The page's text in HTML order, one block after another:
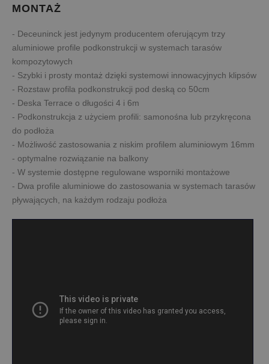
MONTAŻ
- Deceuninck jest jedynym producentem oferującym trzy
aluminiowe profile podkonstrukcji w systemach tarasów
kompozytowych
- Szybki i prosty montaż dzięki systemowi innowacyjnych klipsów
- Rozstaw profila podkonstrukcji pod deską co 50cm
- Deska Terrace o długości 4 i 6m
- Podkonstrukcja z użyciem profili: samonośna lub przykręcona
do podłoża
- Możliwość zastosowania z niskim profilem aluminiowym 16mm
- optymalne rozwiązanie na balkony
- W systemie dostępne regulowane wsporniki montażowe
- Dwa profile aluminiowe do zastosowania w systemach tarasów
pływających, na każdym rodzaju podłoża